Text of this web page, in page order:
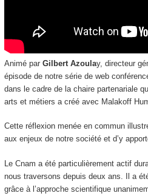
Animé par Gilbert Azoulay, directeur
épisode de notre série de web
dans le cadre de la chaire partenariale
arts et métiers a créé avec Malakoff
Cette réflexion menée en commun
aux enjeux de notre société et d’y
Le Cnam a été particulièrement actif
nous traversons depuis deux ans. Il a
grâce à l’approche scientifique